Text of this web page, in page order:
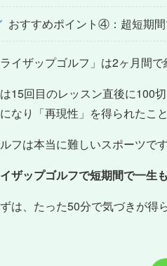
おすすめポイント④：超短期
ライザップゴルフ」は2ヶ月間
15回目のレッスン直後に100
なり「再現性」を得られたこ
フは本当に難しいスポーツで
ザップゴルフで短期間で一生
は、たった50分で気づきが得